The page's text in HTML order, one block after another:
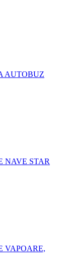
AUTOBUZ
NAVE STAR
VAPOARE,